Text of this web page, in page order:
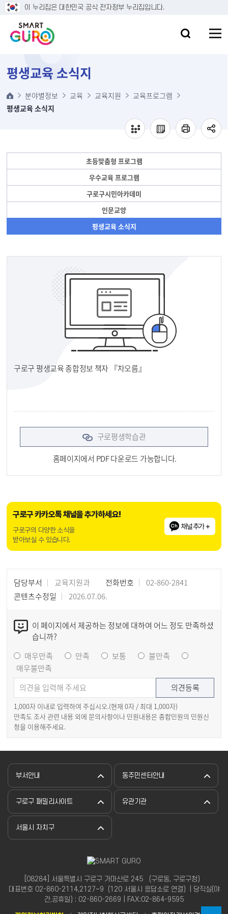
본문 바로가기
이 누리집은 대한민국 공식 전자정부 누리집입니다.
평생교육 소식지
분야별정보 교육 교육지원
교육프로그램
평생교육 소식지
초등맞춤형 프로그램
우수교육 프로그램
구로구시민아카데미
인문교양
평생교육 소식지
구로구 평생교육 종합정보 책자 『차오름』
구로평생학습관
홈페이지에서 PDF 다운로드 가능합니다.
구로구 카카오톡 채널을 추가하세요!
구로구의 다양한 소식을
받아보실 수 있습니다.
채널추가 +
담당부서 교육지원과 전화번호
02-860-2841
콘텐츠수정일
2026.07.06.
이 페이지에서 제공하는 정보에 대하여 어느 정도 만족하셨
습니까?
매우만족
만족 보통
불만족
매우불만족
1,000자 이내로 입력하여 주십시오.(현재 0자 / 최대 1,000자)
만족도 조사 관련 내용 외에 문의사항이나 민원내용은 종합민원의 민원신
청을 이용해주세요.
부서안내 동주민센터안내
구로구 패밀리사이트 유관기관
서울시 자치구
[08284] 서울특별시 구로구 가마산로 245 （구로동, 구로구청）
대표번호 02-860-2114,2127~9（120 서울시 응답소로 연결）| 당직실(야
간,공휴일) : 02-860-2669 | FAX:02-864-9595